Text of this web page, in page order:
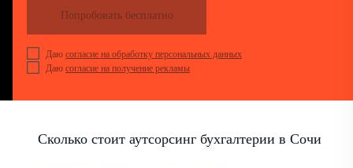
Даю согласие на обработку персональных данных
Даю согласие на получение рекламы
Попробовать бесплатно
Сколько стоит аутсорсинг бухгалтерии в Сочи